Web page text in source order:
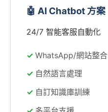
🤖 AI Chatbot 方案
24/7 智能客服自動化
WhatsApp/網站整合
自然語言處理
自訂知識庫訓練